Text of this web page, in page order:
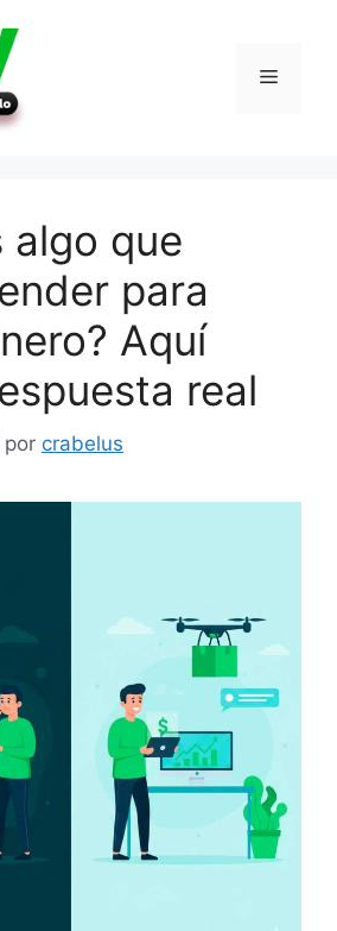
Menú
algo que
para
Aquí
real
por crabelus